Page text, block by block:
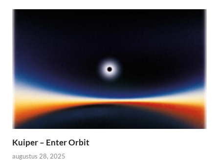
Kuiper – Enter Orbit
augustus 28, 2025